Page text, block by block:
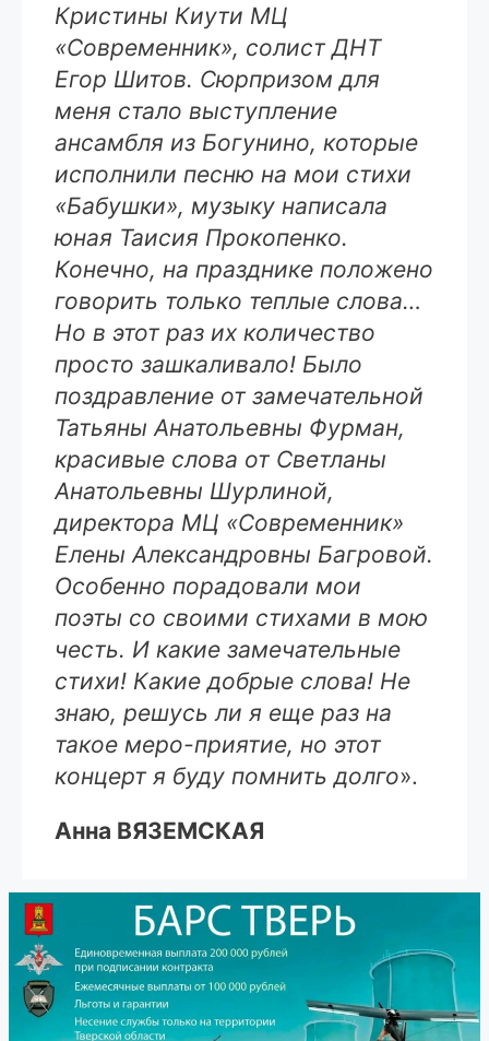
Кристины Киути МЦ
«Современник», солист ДНТ
Егор Шитов. Сюрпризом для
меня стало выступление
ансамбля из Богунино, которые
исполнили песню на мои стихи
«Бабушки», музыку написала
юная Таисия Прокопенко.
Конечно, на празднике положено
говорить только теплые слова…
Но в этот раз их количество
просто зашкаливало! Было
поздравление от замечательной
Татьяны Анатольевны Фурман,
красивые слова от Светланы
Анатольевны Шурлиной,
директора МЦ «Современник»
Елены Александровны Багровой.
Особенно порадовали мои
поэты со своими стихами в мою
честь. И какие замечательные
стихи! Какие добрые слова! Не
знаю, решусь ли я еще раз на
такое меро-приятие, но этот
концерт я буду помнить долго».
Анна ВЯЗЕМСКАЯ